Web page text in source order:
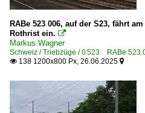
RABe 523 006, auf der S23, fährt
Rothrist ein. 
Markus Wagner
Schweiz / Triebzüge / 0 523 RABe
 138 1200x800 Px, 26.06.2025 